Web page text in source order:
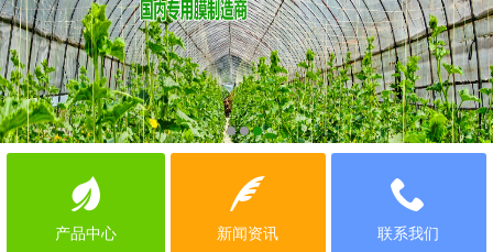
产品中心 新闻资讯 联系我们